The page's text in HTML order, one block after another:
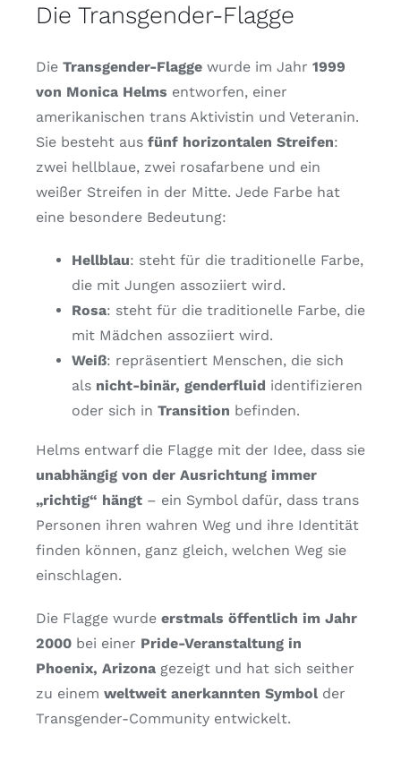
Die Transgender-Flagge
Die Transgender-Flaggewurde im Jahr 1999
von Monica Helms entworfen, einer
amerikanischen trans Aktivistin und Veteranin.
Sie besteht aus fünf horizontalen Streifen:
zwei hellblaue, zwei rosafarbene und ein
weißer Streifen in der Mitte. Jede Farbe hat
eine besondere Bedeutung:
Hellblau: steht für die traditionelle Farbe,
die mit Jungen assoziiert wird.
Rosa: steht für die traditionelle Farbe, die
mit Mädchen assoziiert wird.
Weiß: repräsentiert Menschen, die sich
als nicht-binär, genderfluid identifizieren
oder sich in Transition befinden.
Helms entwarf die Flagge mit der Idee, dass sie
unabhängig von der Ausrichtung immer
„richtig“ hängt– ein Symbol dafür, dass trans
Personen ihren wahren Weg und ihre Identität
finden können, ganz gleich, welchen Weg sie
einschlagen.
Die Flagge wurde erstmals öffentlich im Jahr
2000bei einer Pride-Veranstaltung in
Phoenix, Arizonagezeigt und hat sich seither
zu einem weltweit anerkannten Symbolder
Transgender-Community entwickelt.